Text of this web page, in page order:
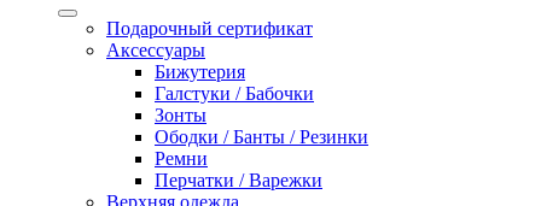
Подарочный сертификат
Аксессуары
Бижутерия
Галстуки / Бабочки
Зонты
Ободки / Банты / Резинки
Ремни
Перчатки / Варежки
Верхняя одежда